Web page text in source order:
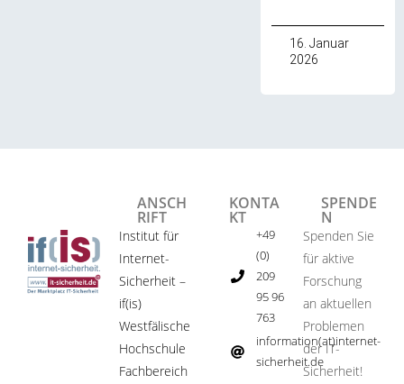
16. Januar
2026
ANSCH
RIFT
Institut für
Internet-
Sicherheit –
if(is)
Westfälische
Hochschule
Fachbereich
KONTA
KT
+49
(0)
209
95 96
763
information(at)internet-
sicherheit.de ​
SPENDE
N
Spenden Sie
für aktive
Forschung
an aktuellen
Problemen
der IT-
Sicherheit!​